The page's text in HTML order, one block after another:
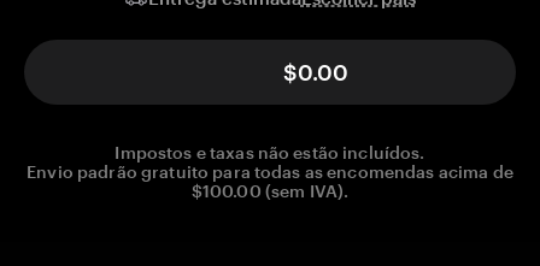
$0.00
Impostos e taxas não estão incluídos.
Envio padrão gratuito para todas as encomendas acima de
$100.00 (sem IVA).